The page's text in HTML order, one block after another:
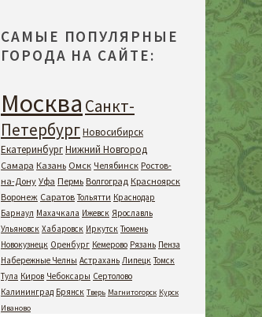
САМЫЕ ПОПУЛЯРНЫЕ
ГОРОДА НА САЙТЕ:
Москва Санкт-
ПетербургНовосибирск
ЕкатеринбургНижний Новгород
Самара Казань Омск Челябинск Ростов-
на-Дону Уфа Пермь Волгоград Красноярск
Воронеж Саратов Тольятти Краснодар
Барнаул Махачкала Ижевск Ярославль
Ульяновск Хабаровск Иркутск Тюмень
Новокузнецк Оренбург Кемерово Рязань Пенза
Набережные Челны Астрахань Липецк Томск
Тула Киров Чебоксары Сертолово
Калининград Брянск Тверь Магнитогорск Курск
Иваново